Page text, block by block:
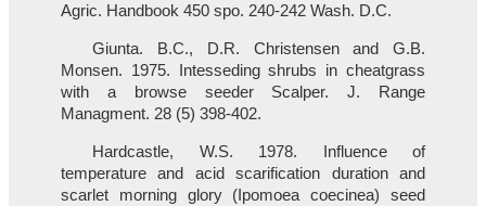
Agric. Handbook 450 spo. 240-242 Wash. D.C.
Giunta. B.C., D.R. Christensen and G.B.
Monsen. 1975. Intesseding shrubs in cheatgrass
with a browse seeder Scalper. J. Range
Managment. 28 (5) 398-402.
Hardcastle, W.S. 1978. Influence of
temperature and acid scarification duration and
scarlet morning glory (Ipomoea coecinea) seed